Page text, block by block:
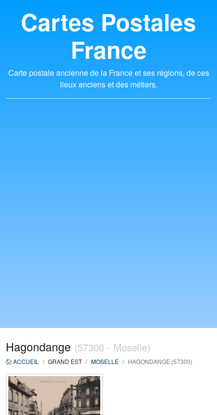
Cartes Postales
France
Carte postale ancienne de la France et ses régions, de ces
lieux anciens et des métiers.
Hagondange (57300 - Moselle)
ACCUEIL GRAND EST MOSELLE HAGONDANGE (57300)